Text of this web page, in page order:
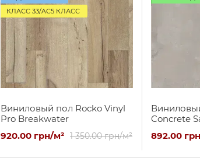
КЛАСС 33/AC5 КЛАСС
Виниловый пол Rocko Vinyl
Pro Breakwater
1 350.00 грн/м²
920.00 грн/м²
Concrete
892.00